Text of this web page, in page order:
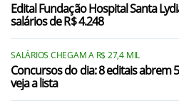
Bragança Paulista/SP
Caieiras/SP
Cajamar/SP
Edital Fundação Hospital Santa
salários de R$ 4.248
SALÁRIOS CHEGAM A R$ 27,4 MIL
Concursos do dia: 8 editais abrem
veja a lista